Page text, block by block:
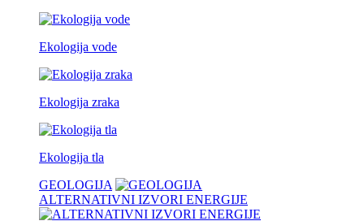
Ekologija vode
Ekologija zraka
Ekologija tla
GEOLOGIJA
ALTERNATIVNI IZVORI ENERGIJE